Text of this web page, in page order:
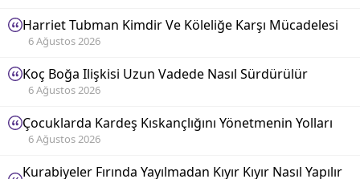
Harriet Tubman Kimdir Ve Köleliğe Karşı Mücadelesi
6 Ağustos 2026
Koç Boğa Ilişkisi Uzun Vadede Nasıl Sürdürülür
6 Ağustos 2026
Çocuklarda Kardeş Kıskançlığını Yönetmenin Yolları
6 Ağustos 2026
Kurabiyeler Fırında Yayılmadan Kıyır Kıyır Nasıl Yapılır